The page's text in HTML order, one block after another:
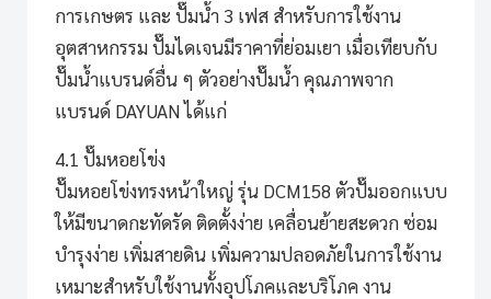
การเกษตร และ ปั๊มน้ำ 3 เฟส สำหรับการใช้งาน
อุตสาหกรรม ปั๊มไดเจนมีราคาที่ย่อมเยา เมื่อเทียบกับ
ปั๊มน้ำแบรนด์อื่น ๆ ตัวอย่างปั๊มน้ำ คุณภาพจาก
แบรนด์ DAYUAN ได้แก่
4.1 ปั๊มหอยโข่ง
ปั๊มหอยโข่งทรงหน้าใหญ่ รุ่น DCM158 ตัวปั๊มออกแบบ
ให้มีขนาดกะทัดรัด ติดตั้งง่าย เคลื่อนย้ายสะดวก ซ่อม
บำรุงง่าย เพิ่มสายดิน เพิ่มความปลอดภัยในการใช้งาน
เหมาะสำหรับใช้งานทั้งอุปโภคและบริโภค งาน